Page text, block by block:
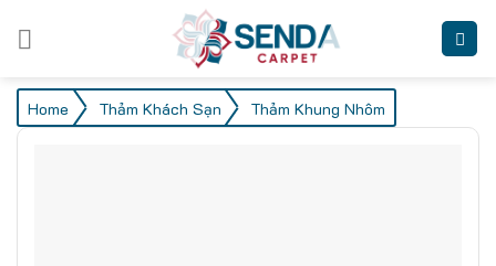
Home / Thảm Khách Sạn / Thảm Khung Nhôm